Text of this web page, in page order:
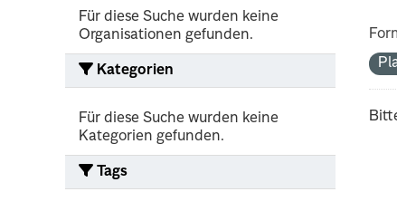
Für diese Suche wurden keine
Organisationen gefunden.
Kategorien
Für diese Suche wurden keine
Kategorien gefunden.
Tags